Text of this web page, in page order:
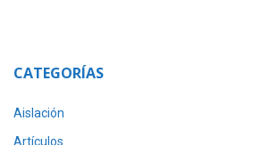
CATEGORÍAS
Aislación
Artículos